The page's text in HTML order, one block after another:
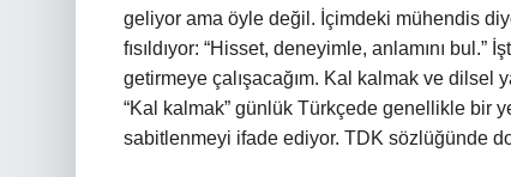
geliyor ama öyle değil. İçimdeki mühendis
fısıldıyor: “Hisset, deneyimle, anlamını bul.”
getirmeye çalışacağım. Kal kalmak ve dilsel
“Kal kalmak” günlük Türkçede genellikle bir
sabitlenmeyi ifade ediyor. TDK sözlüğünde